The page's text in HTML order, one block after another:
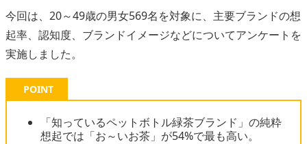
今回は、20～49歳の男女569名を対象に、主要ブランドの想
起率、認知度、ブランドイメージなどについてアンケートを
実施しました。
POINT
「知っているペットボトル緑茶ブランド」の純粋
想起では「お～いお茶」が54%で最も高い。